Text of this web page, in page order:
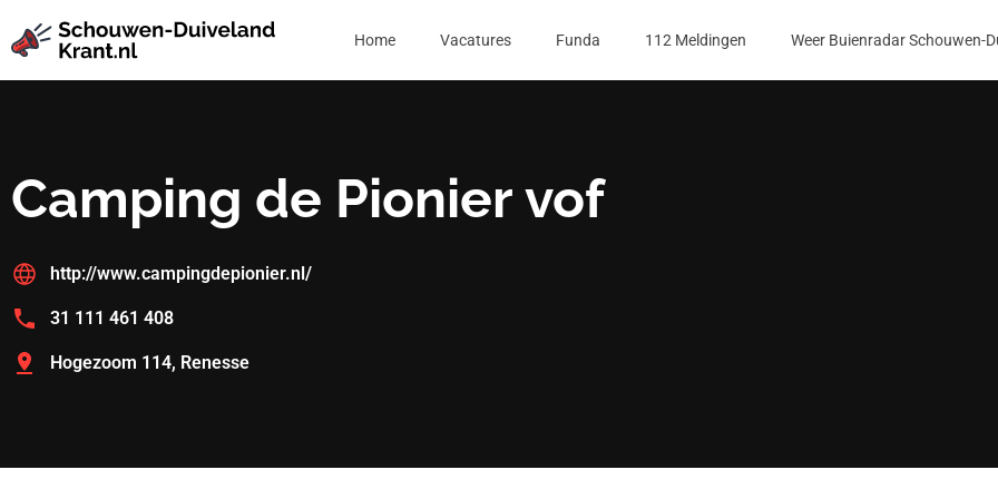
Home Vacatures Funda 112 Meldingen Weer Buienradar Schouwen-
Camping de Pionier vof
http://www.campingdepionier.nl/
31 111 461 408
Hogezoom 114, Renesse